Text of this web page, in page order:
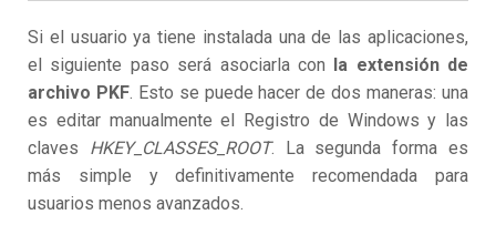
Si el usuario ya tiene instalada una de las aplicaciones,
el siguiente paso será asociarla con la extensión de
archivo PKF. Esto se puede hacer de dos maneras: una
es editar manualmente el Registro de Windows y las
claves HKEY_CLASSES_ROOT. La segunda forma es
más simple y definitivamente recomendada para
usuarios menos avanzados.